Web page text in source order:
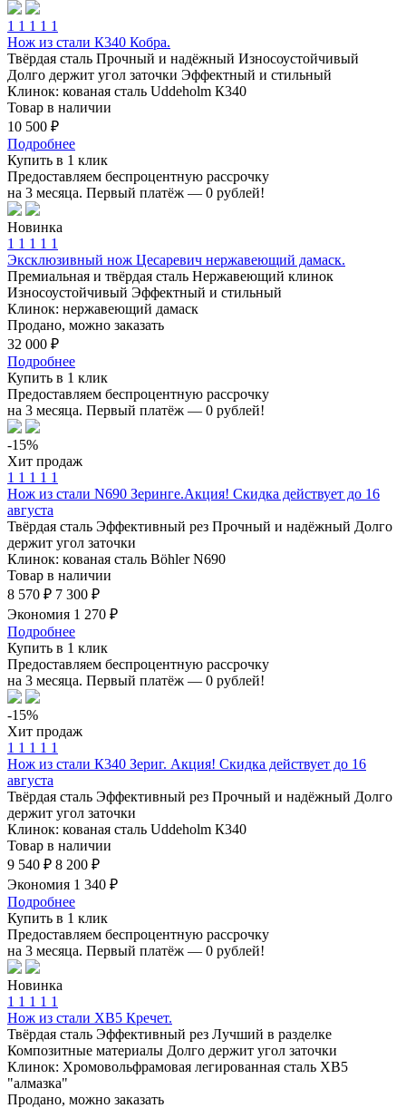
1 1 1 1 1
Нож из стали К340 Кобра.
Твёрдая сталь Прочный и надёжный Износоустойчивый
Долго держит угол заточки Эффектный и стильный
Клинок: кованая сталь Uddeholm К340
Товар в наличии
10 500 ₽
Подробнее
Купить в 1 клик
Предоставляем беспроцентную рассрочку
на 3 месяца. Первый платёж — 0 рублей!
Новинка
1 1 1 1 1
Эксклюзивный нож Цесаревич нержавеющий дамаск.
Премиальная и твёрдая сталь Нержавеющий клинок
Износоустойчивый Эффектный и стильный
Клинок: нержавеющий дамаск
Продано, можно заказать
32 000 ₽
Подробнее
Купить в 1 клик
Предоставляем беспроцентную рассрочку
на 3 месяца. Первый платёж — 0 рублей!
-15%
Хит продаж
1 1 1 1 1
Нож из стали N690 Зеринге.Акция! Скидка действует до 16
августа
Твёрдая сталь Эффективный рез Прочный и надёжный Долго
держит угол заточки
Клинок: кованая сталь Böhler N690
Товар в наличии
8 570 ₽ 7 300 ₽
Экономия 1 270 ₽
Подробнее
Купить в 1 клик
Предоставляем беспроцентную рассрочку
на 3 месяца. Первый платёж — 0 рублей!
-15%
Хит продаж
1 1 1 1 1
Нож из стали К340 Зериг. Акция! Скидка действует до 16
августа
Твёрдая сталь Эффективный рез Прочный и надёжный Долго
держит угол заточки
Клинок: кованая сталь Uddeholm К340
Товар в наличии
9 540 ₽ 8 200 ₽
Экономия 1 340 ₽
Подробнее
Купить в 1 клик
Предоставляем беспроцентную рассрочку
на 3 месяца. Первый платёж — 0 рублей!
Новинка
1 1 1 1 1
Нож из стали ХВ5 Кречет.
Твёрдая сталь Эффективный рез Лучший в разделке
Композитные материалы Долго держит угол заточки
Клинок: Хромовольфрамовая легированная сталь ХВ5
"алмазка"
Продано, можно заказать